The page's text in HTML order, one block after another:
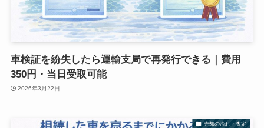
車検証を紛失したら運輸支局で再発行できる｜費用
350円・当日受取可能
2026年3月22日
売却の流れ・査定